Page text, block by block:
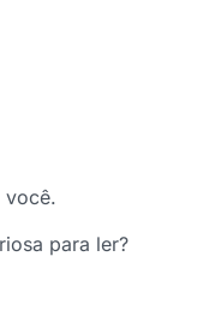
você.
para ler?